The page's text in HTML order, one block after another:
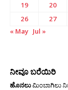
19
20
26
27
« May Jul »
ನೀವೂ ಬರೆಯಿರಿ
ಹೊನಲುಮಿಂಬಾಗಿಲು